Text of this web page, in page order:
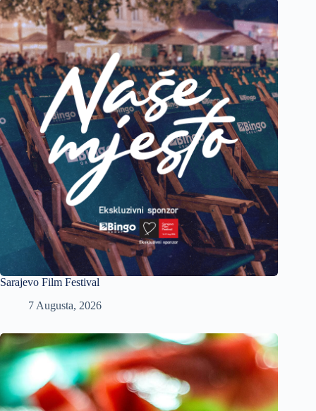
Sarajevo Film Festival
7 Augusta, 2026